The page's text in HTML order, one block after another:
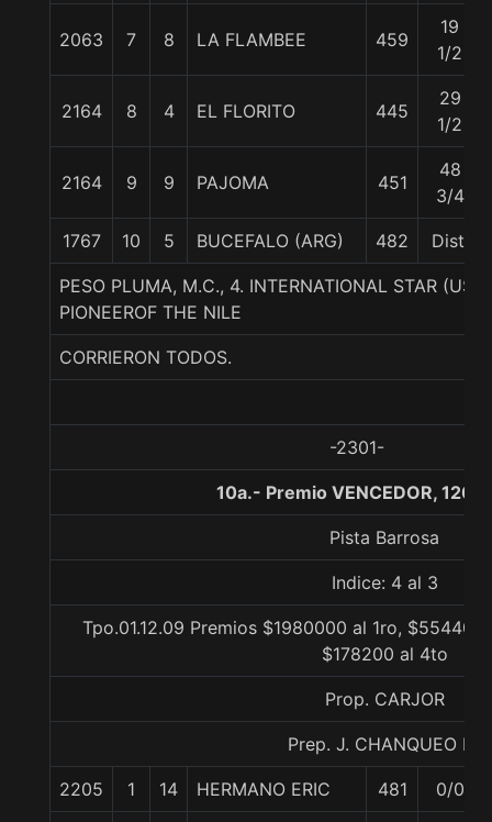
2063 7 8 LA FLAMBEE 459
19
1/2
2164 8 4 EL FLORITO 445
29
1/2
2164 9 9 PAJOMA 451
48
3/4
1767 10 5 BUCEFALO (ARG) 482 Dist.
PESO PLUMA, M.C., 4. INTERNATIONAL STAR
PIONEEROF THE NILE
CORRIERON TODOS.
-2301-
10a.- Premio VENCEDOR,
Pista Barrosa
Indice: 4 al 3
Tpo.01.12.09 Premios $1980000 al 1ro,
$178200 al 4to
Prop. CARJOR
Prep. J. CHANQUEO M.
2205 1 14 HERMANO ERIC 481 0/0